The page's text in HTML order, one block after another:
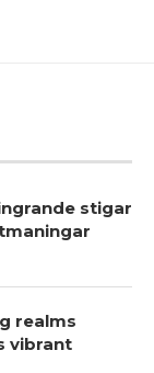
stigar
realms
vibrant